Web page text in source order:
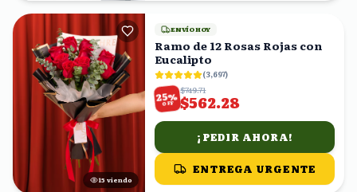
15 viendo
ENVÍO HOY
Ramo de 12 Rosas Rojas con
Eucalipto
(3,697)
25%
OFF
$749.71
$562.28
¡PEDIR AHORA!
ENTREGA URGENTE